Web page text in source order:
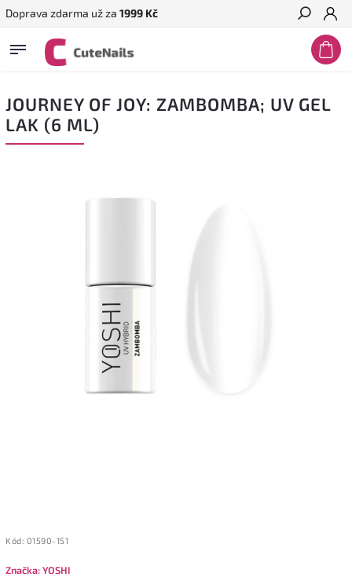
Doprava zdarma už za 1999 Kč
Hledat
JOURNEY OF JOY: ZAMBOMBA; UV GEL
LAK (6 ML)
Kód: 01590-151
Značka:YOSHI